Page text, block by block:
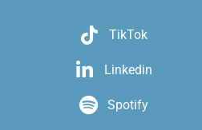
TikTok
Linkedin
Spotify